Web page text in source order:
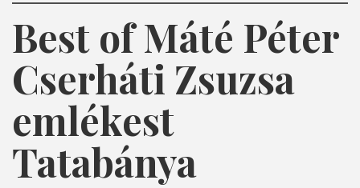
Best of Máté Péter
Cserháti Zsuzsa
emlékest
Tatabánya